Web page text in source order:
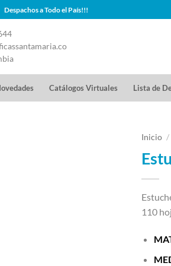
Despachos a Todo el País!!!
Catálogos Virtuales Lista de
Inicio /
110